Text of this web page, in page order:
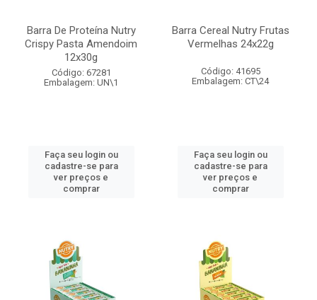
Barra De Proteína Nutry
Crispy Pasta Amendoim
12x30g
Código: 67281
Embalagem: UN\1
Faça seu login ou
cadastre-se para
ver preços e
comprar
Barra Cereal Nutry Frutas
Vermelhas 24x22g
Código: 41695
Embalagem: CT\24
Faça seu login ou
cadastre-se para
ver preços e
comprar